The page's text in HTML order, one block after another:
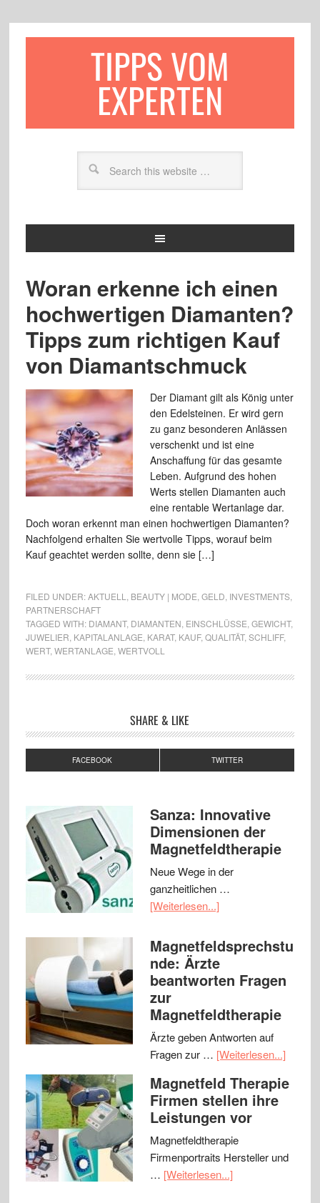
TIPPS VOM
EXPERTEN
Woran erkenne ich einen
hochwertigen Diamanten?
Tipps zum richtigen Kauf
von Diamantschmuck
Der Diamant gilt als König unter
den Edelsteinen. Er wird gern
zu ganz besonderen Anlässen
verschenkt und ist eine
Anschaffung für das gesamte
Leben. Aufgrund des hohen
Werts stellen Diamanten auch
eine rentable Wertanlage dar.
Doch woran erkennt man einen hochwertigen Diamanten?
Nachfolgend erhalten Sie wertvolle Tipps, worauf beim
Kauf geachtet werden sollte, denn sie […]
FILED UNDER:AKTUELL BEAUTY | MODE GELD INVESTMENTS,
PARTNERSCHAFT
TAGGED WITH: DIAMANT, DIAMANTEN EINSCHLÜSSE GEWICHT,
JUWELIER KAPITALANLAGE KARAT, KAUF, QUALITÄT, SCHLIFF,
WERT, WERTANLAGE WERTVOLL
SHARE & LIKE
FACEBOOK TWITTER
Sanza: Innovative
Dimensionen der
Magnetfeldtherapie
Neue Wege in der
ganzheitlichen …
[Weiterlesen...]
Magnetfeldsprechstu
nde: Ärzte
beantworten Fragen
zur
Magnetfeldtherapie
Ärzte geben Antworten auf
Fragen zur … [Weiterlesen...]
Magnetfeld Therapie
Firmen stellen ihre
Leistungen vor
Magnetfeldtherapie
Firmenportraits Hersteller und
… [Weiterlesen...]